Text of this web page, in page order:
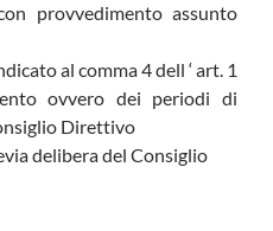
provvedimento assunto
al comma 4 dell ‘ art. 1
ovvero dei periodi di
Direttivo
delibera del Consiglio